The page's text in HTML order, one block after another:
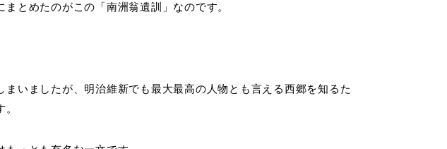
とめたのがこの「南洲翁遺訓」なのです。
いましたが、明治維新でも最大最高の人物とも言える西郷を知るた